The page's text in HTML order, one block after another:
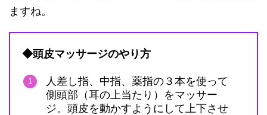
ますね。
◆頭皮マッサージのやり方
人差し指、中指、薬指の３本を使って
側頭部（耳の上当たり）をマッサー
ジ。頭皮を動かすようにして上下させ